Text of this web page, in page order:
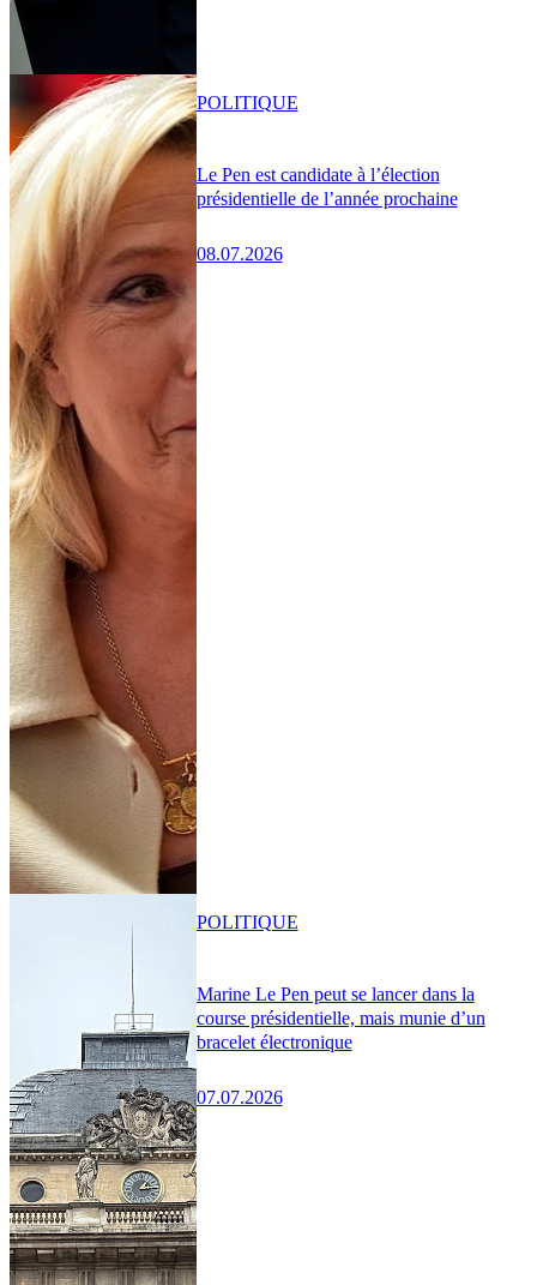
Le Pen est candidate à l’élection
présidentielle de l’année prochaine
08.07.2026
POLITIQUE
Marine Le Pen peut se lancer dans la
course présidentielle, mais munie d’un
bracelet électronique
07.07.2026
POLITIQUE